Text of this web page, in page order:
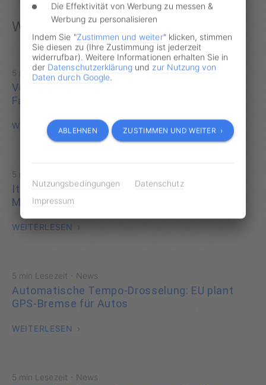
Weitere News!
5 min Lesezeit·News
Verkehrssünder im Visier von Betrügern:
Falsche E-Mail-Bußgeldbescheide im Umlauf
WEITERLESEN
5 min Lesezeit
Italiens Blitzer-Superstar: Anlage bringt 3
Millionen Euro in 10 Wochen
WEITERLESEN
5 min Lesezeit · News
Automatische Tempo-Drosselung: EU plant
GPS-Bremse für Autos
WEITERLESEN
5 min Lesezeit · News
Die Effektivität von Werbung zu messen &
Werbung zu personalisieren
Indem Sie "Zustimmen und weiter" klicken, stimmen
Sie diesen zu (Ihre Zustimmung ist jederzeit
widerrufbar). Weitere Informationen erhalten Sie in
der Datenschutzerklärung und zur Nutzung von
Daten durch Google.
ABLEHNEN ZUSTIMMEN UND WEITER ›
Nutzungsbedingungen
Datenschutz
Impressum